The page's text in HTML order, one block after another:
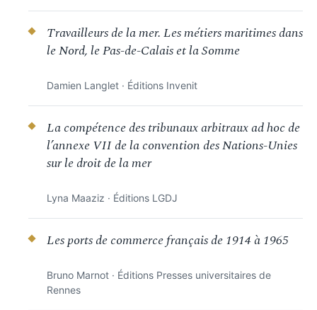
Travailleurs de la mer. Les métiers maritimes dans
le Nord, le Pas-de-Calais et la Somme
Damien Langlet · Éditions Invenit
La compétence des tribunaux arbitraux ad hoc de
l’annexe VII de la convention des Nations-Unies
sur le droit de la mer
Lyna Maaziz · Éditions LGDJ
Les ports de commerce français de 1914 à 1965
Bruno Marnot · Éditions Presses universitaires de
Rennes